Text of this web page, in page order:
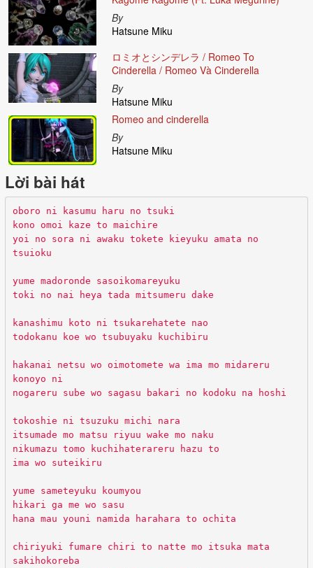
By
Hatsune Miku
ロミオとシンデレラ / Romeo To
Cinderella / Romeo Và Cinderella
By
Hatsune Miku
Romeo and cinderella
By
Hatsune Miku
Lời bài hát
oboro ni kasumu haru no tsuki
kono omoi kaze to maichire
yoi no sora ni awaku tokete kieyuku amata no
tsuioku
yume madoronde sasoikomareyuku
toki no nai heya tada mitsumeru dake
kanashimu koto ni tsukarehatete nao
todokanu koe wo tsubuyaku kuchibiru
hakanai netsu wo oimotomete wa ima mo midareru
konoyo ni
nogareru sube wo sagasu bakari no kodoku na hoshi
tokoshie ni tsuzuku michi nara
itsumade mo matsu riyuu wake mo naku
nikumazu tomo kuchihaterareru hazu to
ima wo suteikiru
yume sameteyuku koumyou
hikari ga me wo sasu
hana mau youni namida harahara to ochita
chiriyuki fumare chiri to natte mo itsuka mata
sakihokoreba